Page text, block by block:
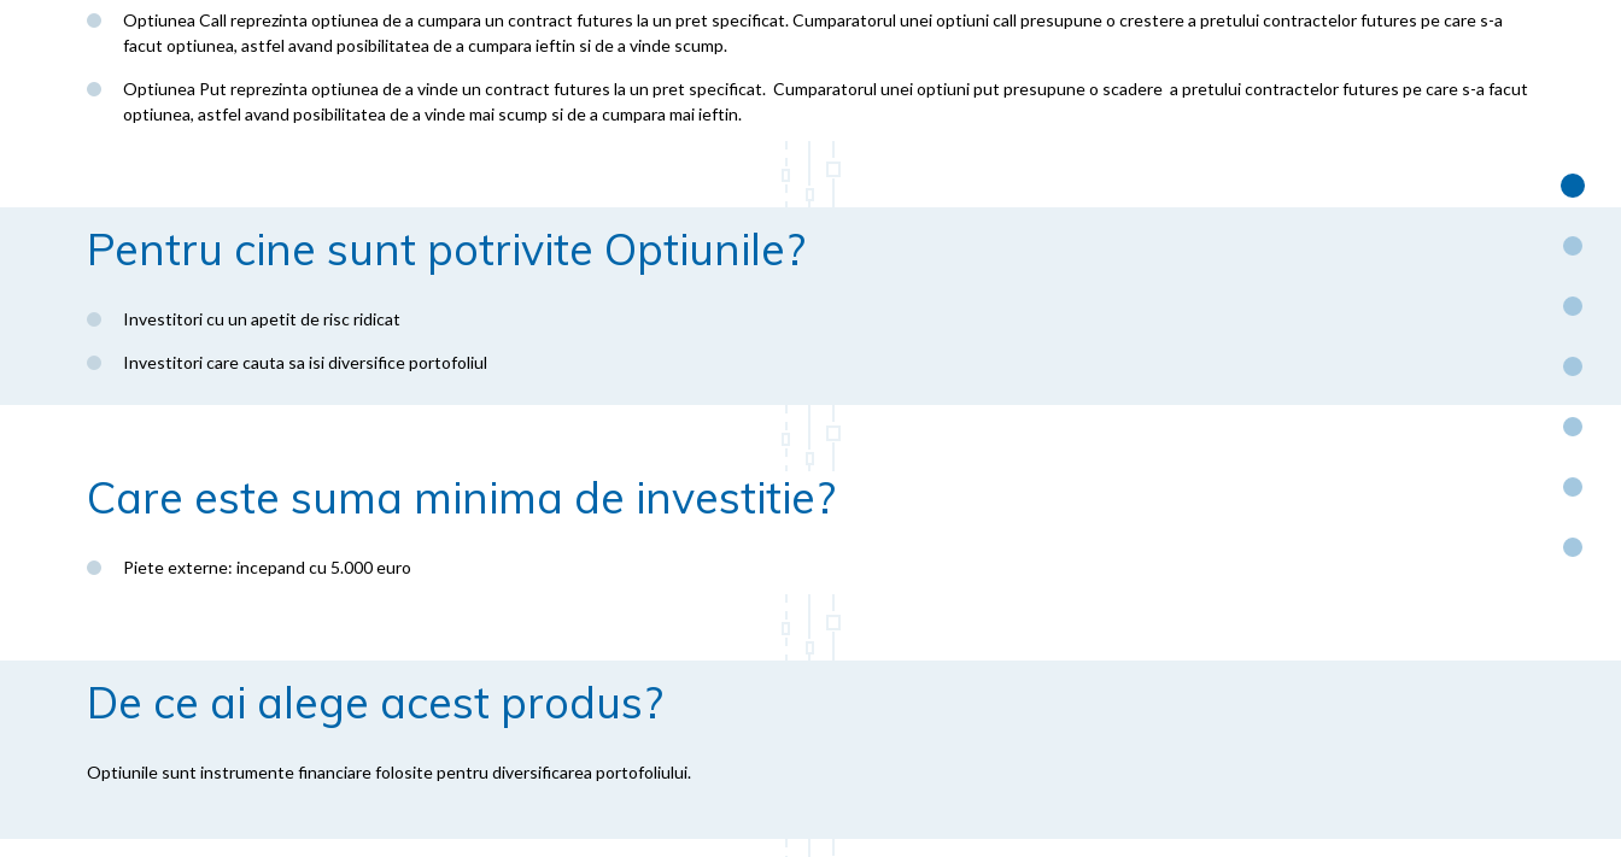
Optiunea Call reprezinta optiunea de a cumpara un contract futures la un pret specificat. Cumparatorul unei optiuni call presupune o crestere a pretului contractelor futures pe care s-a
facut optiunea, astfel avand posibilitatea de a cumpara ieftin si de a vinde scump.
Optiunea Put reprezinta optiunea de a vinde un contract futures la un pret specificat. Cumparatorul unei optiuni put presupune o scadere a pretului contractelor futures pe care s-a facut
optiunea, astfel avand posibilitatea de a vinde mai scump si de a cumpara mai ieftin.
Pentru cine sunt potrivite Optiunile?
Investitori cu un apetit de risc ridicat
Investitori care cauta sa isi diversifice portofoliul
Care este suma minima de investitie?
Piete externe: incepand cu 5.000 euro
De ce ai alege acest produs?
Optiunile sunt instrumente financiare folosite pentru diversificarea portofoliului.